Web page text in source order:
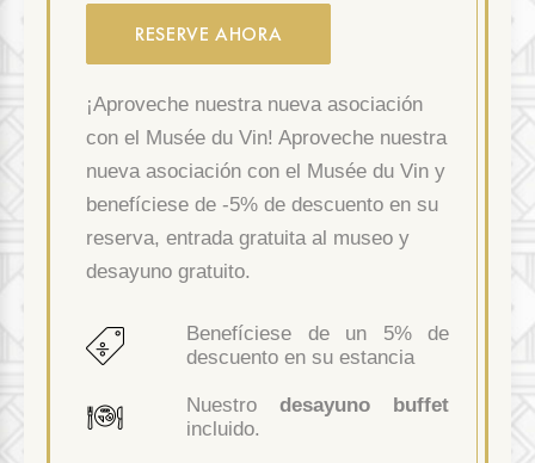
RESERVE AHORA
¡Aproveche nuestra nueva asociación
con el Musée du Vin! Aproveche nuestra
nueva asociación con el Musée du Vin y
benefíciese de -5% de descuento en su
reserva, entrada gratuita al museo y
desayuno gratuito.
Benefíciese de un 5% de
descuento en su estancia
Nuestro desayuno buffet
incluido.